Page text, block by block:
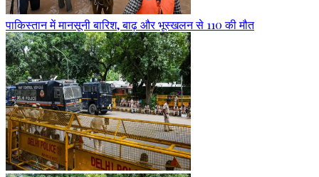
पाकिस्तान में मानसूनी बारिश, बाढ़ और भूस्खलन से 110 की मौत